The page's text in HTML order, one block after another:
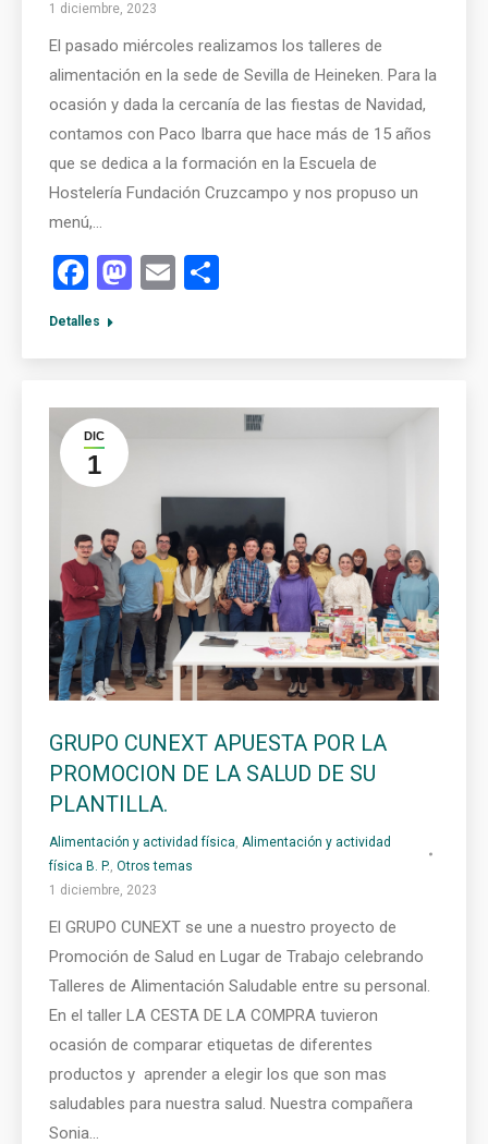
1 diciembre, 2023
El pasado miércoles realizamos los talleres de
alimentación en la sede de Sevilla de Heineken. Para la
ocasión y dada la cercanía de las fiestas de Navidad,
contamos con Paco Ibarra que hace más de 15 años
que se dedica a la formación en la Escuela de
Hostelería Fundación Cruzcampo y nos propuso un
menú,…
Facebook
Mastodon
Email
Detalles
DIC
1
GRUPO CUNEXT APUESTA POR LA
PROMOCION DE LA SALUD DE SU
PLANTILLA.
Alimentación y actividad física, Alimentación y actividad
física B. P., Otros temas
1 diciembre, 2023
El GRUPO CUNEXT se une a nuestro proyecto de
Promoción de Salud en Lugar de Trabajo celebrando
Talleres de Alimentación Saludable entre su personal.
En el taller LA CESTA DE LA COMPRA tuvieron
ocasión de comparar etiquetas de diferentes
productos y aprender a elegir los que son mas
saludables para nuestra salud. Nuestra compañera
Sonia…